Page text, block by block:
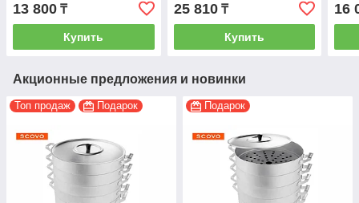
13 800 ₸
Купить
25 810₸
Купить
16
Акционные предложения и новинки
Топ продаж Подарок Подарок